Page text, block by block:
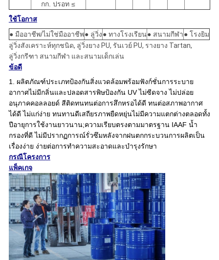
กก. ปรอท ≤
ใช้โอกาส
● มืออาชีพ/ไม่ใช่มืออาชีพ● ลู่วิ่ง● ทางโรงเรียน● สนามกีฬา● โรงยิม
ลู่วิ่งสังเคราะห์ทุกชนิด, ลู่วิ่งยาง PU, รันเวย์ PU, รางยาง Tartan,
ลู่วิ่งกรีฑา สนามกีฬา และสนามเด็กเล่น
ข้อดี
1. ผลิตภัณฑ์ประเภทป้องกันสิ่งแวดล้อมพร้อมฟังก์ชั่นการระบาย
อากาศไม่มีกลิ่นและปลอดสารพิษป้องกัน UV ไม่ซีดจาง ไม่ปล่อย
อนุภาคคอลลอยด์ สีติดทนทนต่อการสึกหรอได้ดี ทนต่อสภาพอากาศ
ได้ดี ไม่แก่ง่าย ทนทานดีเสถียรภาพยืดหยุ่นไม่มีความแตกต่างตลอดทั้ง
ปีอายุการใช้งานยาวนาน;ความเรียบตรงตามมาตรฐาน IAAF น้ำ
กรองที่ดี ไม่มีปรากฏการณ์รั่วซึมหลังจากฝนตกกระบวนการผลิตเป็น
เรื่องง่าย ง่ายต่อการทำความสะอาดและบำรุงรักษา
กรณีโครงการ
แพ็คเกจ